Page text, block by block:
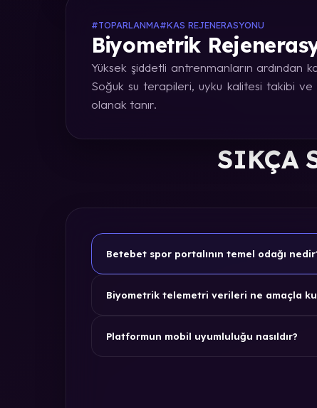
#TOPARLANMA#KAS REJENERASYONU
Biyometrik
Yüksek şiddetli antrenmanların ardından
Soğuk su terapileri, uyku kalitesi takibi ve
olanak tanır.
SIKÇA
Betebet spor portalının temel odağı
Biyometrik telemetri verileri ne amaçla
Platformun mobil uyumluluğu nasıldır?